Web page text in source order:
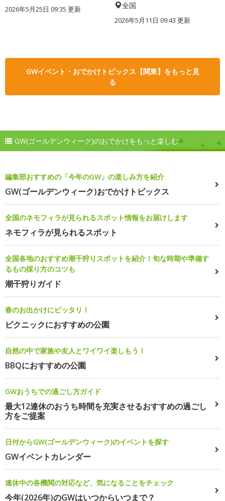
2026年5月25日 09:35 更新 全国
2026年5月11日 09:43 更新
GWイベント・おでかけトピックス【関東】をもっと見
る
GW(ゴールデンウィーク)のおでかけをもっと楽しむ
編集部おすすめの「今年のGW」の楽しみ方を紹介
GW(ゴールデンウィーク)おでかけトピックス
全国のネモフィラが見られるスポット情報をお届けします
ネモフィラが見られるスポット
全国各地のおすすめ潮干狩りスポットを紹介！旬な時期や準備す
るもの採り方のコツも
潮干狩りガイド
春のお出かけにピッタリ！
ピクニックにおすすめの公園
自然の中で家族や友人とワイワイ楽しもう！
BBQにおすすめの公園
GWおうちでの過ごし方ガイド
最大12連休のおうち時間を充実させるおすすめの過ごし
方をご提案
日付からGW(ゴールデンウィーク)のイベントを探す
GWイベントカレンダー
連休中の各機関の対応など、気になることをチェック
今年(2026年)のGWはいつからいつまで？